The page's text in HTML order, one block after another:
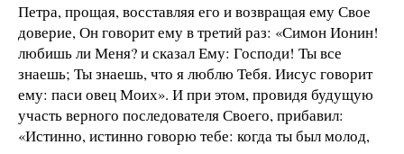
Петра, прощая, восставляя его и возвращая ему Свое
доверие, Он говорит ему в третий раз: «Симон Ионин!
любишь ли Меня? и сказал Ему: Господи! Ты все
знаешь; Ты знаешь, что я люблю Тебя. Иисус говорит
ему: паси овец Моих». И при этом, провидя будущую
участь верного последователя Своего, прибавил:
«Истинно, истинно говорю тебе: когда ты был молод,